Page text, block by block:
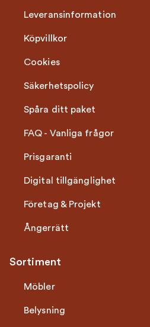
Leveransinformation
Köpvillkor
Cookies
Säkerhetspolicy
Spåra ditt paket
FAQ - Vanliga frågor
Prisgaranti
Digital tillgänglighet
Företag & Projekt
Ångerrätt
Sortiment
Möbler
Belysning